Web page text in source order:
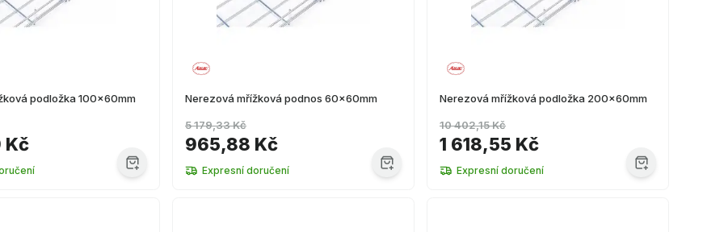
podložka 100x60mm
Kč
Nerezová mřížková podnos 60x60mm
965,88 Kč
5 179,33 Kč
Expresní doručení
Nerezová mřížková podložka 200x60mm
1 618,55 Kč
10 402,15 Kč
Expresní doručení